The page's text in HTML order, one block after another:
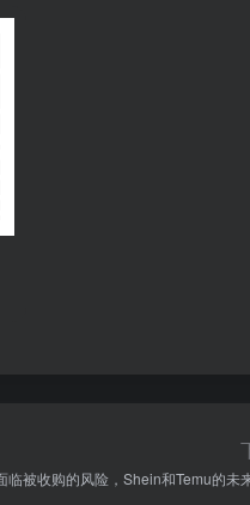
临被收购的风险，Shein和Temu的未